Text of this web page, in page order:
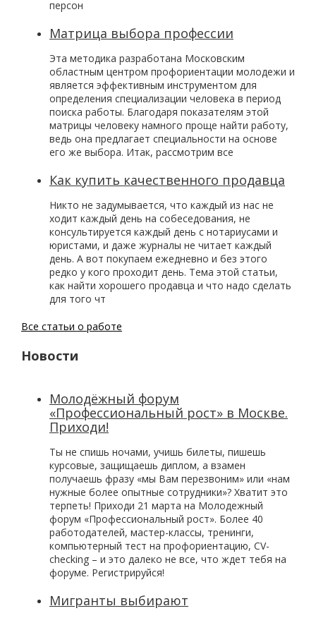
персон
Матрица выбора профессии
Эта методика разработана Московским
областным центром профориентации молодежи и
является эффективным инструментом для
определения специализации человека в период
поиска работы. Благодаря показателям этой
матрицы человеку намного проще найти работу,
ведь она предлагает специальности на основе
его же выбора. Итак, рассмотрим все
Как купить качественного продавца
Никто не задумывается, что каждый из нас не
ходит каждый день на собеседования, не
консультируется каждый день с нотариусами и
юристами, и даже журналы не читает каждый
день. А вот покупаем ежедневно и без этого
редко у кого проходит день. Тема этой статьи,
как найти хорошего продавца и что надо сделать
для того чт
Все статьи о работе
Новости
Молодёжный форум
«Профессиональный рост» в Москве.
Приходи!
Ты не спишь ночами, учишь билеты, пишешь
курсовые, защищаешь диплом, а взамен
получаешь фразу «мы Вам перезвоним» или «нам
нужные более опытные сотрудники»? Хватит это
терпеть! Приходи 21 марта на Молодежный
форум «Профессиональный рост». Более 40
работодателей, мастер-классы, тренинги,
компьютерный тест на профориентацию, CV-
checking – и это далеко не все, что ждет тебя на
форуме. Регистрируйся!
Мигранты выбирают